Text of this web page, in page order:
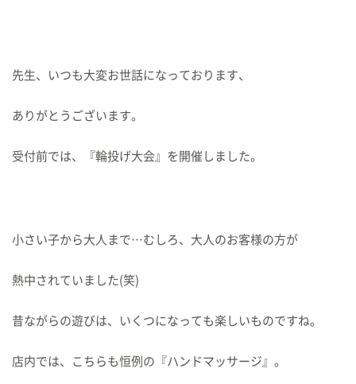
先生、いつも大変お世話になっております、
ありがとうございます。
受付前では、『輪投げ大会』を開催しました。
小さい子から大人まで…むしろ、大人のお客様の方が
熱中されていました(笑)
昔ながらの遊びは、いくつになっても楽しいものですね。
店内では、こちらも恒例の『ハンドマッサージ』。